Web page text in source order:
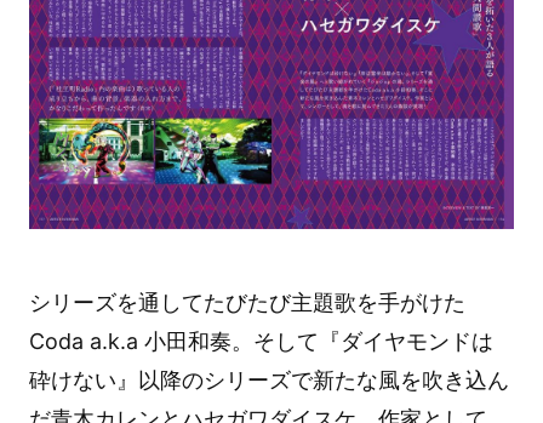
シリーズを通してたびたび主題歌を手がけた
Coda a.k.a 小田和奏。そして『ダイヤモンドは
砕けない』以降のシリーズで新たな風を吹き込ん